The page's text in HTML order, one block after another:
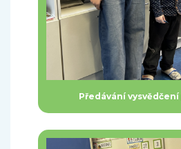
Předávání vysvědčení